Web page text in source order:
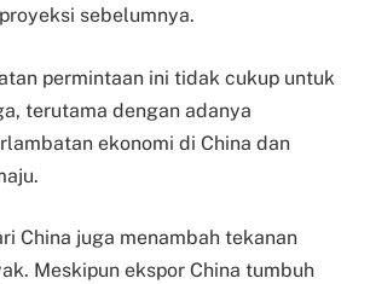
sebelumnya.
permintaan ini tidak cukup untuk
terutama dengan adanya
ekonomi di China dan
China juga menambah tekanan
Meskipun ekspor China tumbuh